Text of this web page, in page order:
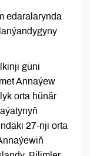
edaralarynda
güni
Annaýew
orta hünär
27-nji orta